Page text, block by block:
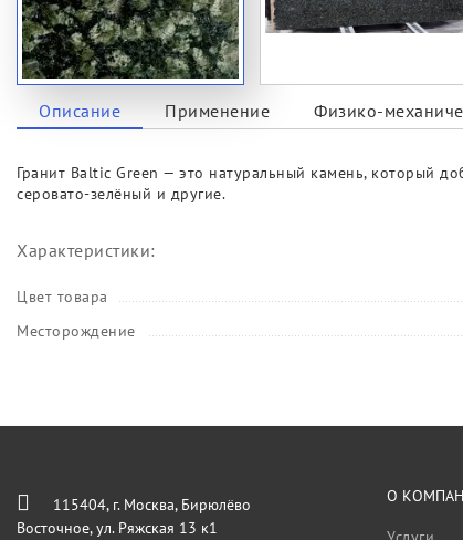
Описание Применение Физико-
Гранит Baltic Green — это натуральный камень, который
серовато-зелёный и другие.
Характеристики:
Цвет товара
Месторождение
115404, г. Москва, Бирюлёво
Восточное, ул. Ряжская 13 к1
О